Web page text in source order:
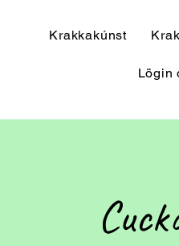
Krakkakúnst
Lögin